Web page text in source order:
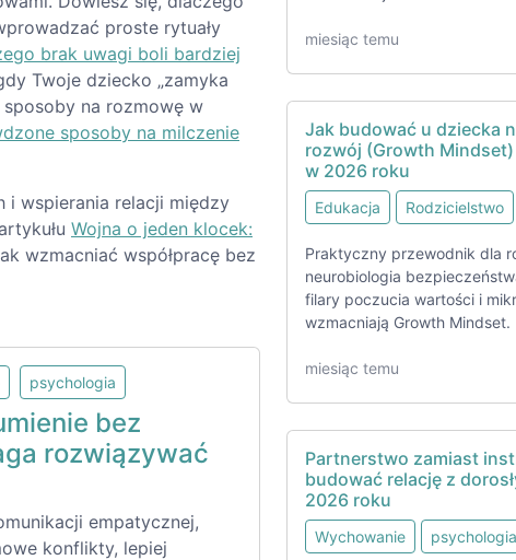
proste rytuały
brak uwagi boli bardziej
Twoje dziecko „zamyka
na rozmowę w
sposoby na milczenie
i wspierania relacji między
Wojna o jeden klocek:
wzmacniać współpracę bez
psychologia
bez
rozwiązywać
empatycznej,
konflikty, lepiej
miesiąc temu
Jak budować u dziecka
rozwój (Growth
w 2026 roku
Edukacja Rodzicielstwo
Praktyczny przewodnik dla
neurobiologia
filary poczucia wartości i
wzmacniają Growth Mindset.
miesiąc temu
Partnerstwo zamiast
budować relację z
2026 roku
Wychowanie psychologia